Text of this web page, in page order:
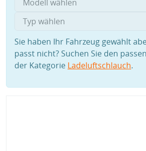
Sie haben Ihr Fahrzeug gewählt
passt nicht? Suchen Sie den
der Kategorie Ladeluftschlauch.